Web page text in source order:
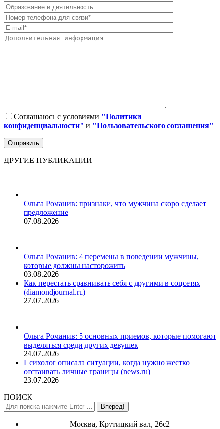
Соглашаюсь с условиями "Политики
конфиденциальности" и "Пользовательского соглашения"
ДРУГИЕ ПУБЛИКАЦИИ
Ольга Романив: признаки, что мужчина скоро сделает
предложение
07.08.2026
Ольга Романив: 4 перемены в поведении мужчины,
которые должны насторожить
03.08.2026
Как перестать сравнивать себя с другими в соцсетях
(diamondjournal.ru)
27.07.2026
Ольга Романив: 5 основных приемов, которые помогают
выделяться среди других девушек
24.07.2026
Психолог описала ситуации, когда нужно жестко
отстаивать личные границы (news.ru)
23.07.2026
ПОИСК
Поиск:
Москва, Крутицкий вал, 26с2